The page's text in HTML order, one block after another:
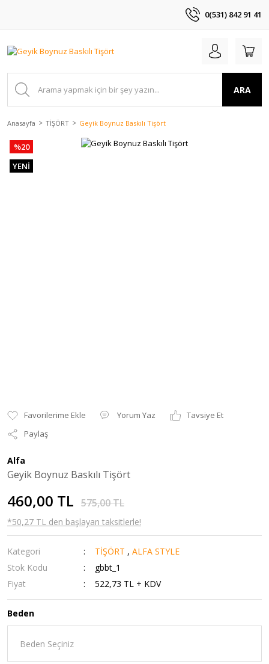
0(531) 842 91 41
ARA
Anasayfa TİŞÖRT Geyik Boynuz Baskılı Tişört
%20
YENİ
Yorum Yaz
Tavsiye Et
Paylaş
Alfa
Geyik Boynuz Baskılı Tişört
460,00 TL 575,00 TL
*50,27 TL den başlayan taksitlerle!
Kategori TİŞÖRT ,ALFA STYLE
Stok Kodu
gbbt_1
Fiyat
522,73 TL + KDV
Beden